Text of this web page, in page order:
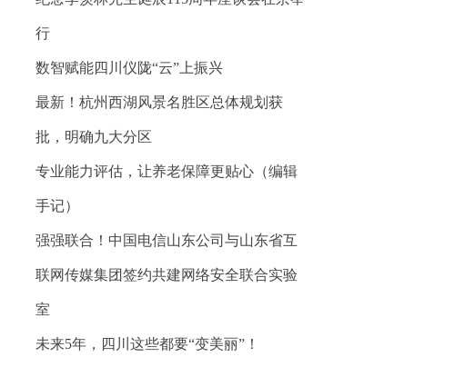
行
数智赋能四川仪陇“云”上振兴
最新！杭州西湖风景名胜区总体规划获
批，明确九大分区
专业能力评估，让养老保障更贴心（编辑
手记）
强强联合！中国电信山东公司与山东省互
联网传媒集团签约共建网络安全联合实验
室
未来5年，四川这些都要“变美丽”！